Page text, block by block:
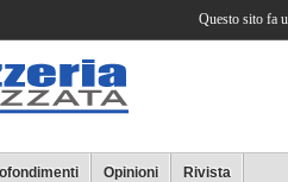
Opinioni Rivista
Questo sito fa